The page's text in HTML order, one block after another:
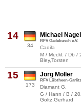
14
34
Michael Nagel
RFV Gadebusch e.V.
Cadila
M / Meckl. / Db /
Bley,Torsten
15
173
Jörg Möller
RFV Lübtheen-Garlitz
Diamant G.
G / Hann / B /
Goltz,Gerhard